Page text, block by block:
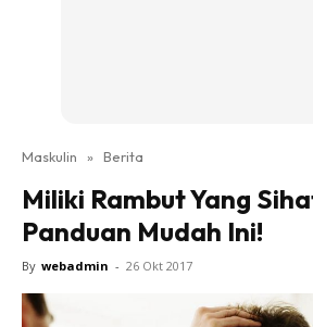
Maskulin » Berita
Miliki Rambut Yang
Panduan Mudah Ini!
By webadmin - 26 Okt 2017